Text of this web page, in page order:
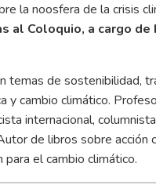
la noosfera de la crisis
al Coloquio, a cargo de
temas de sostenibilidad,
y cambio climático.
internacional,
de libros sobre acción
para el cambio climático.